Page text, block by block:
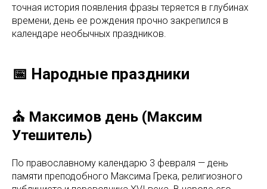
точная история появления фразы теряется в глубинах
времени, день ее рождения прочно закрепился в
календаре необычных праздников.
📅 Народные праздники
⛪ Максимов день (Максим
Утешитель)
По православному календарю 3 февраля — день
памяти преподобного Максима Грека, религиозного